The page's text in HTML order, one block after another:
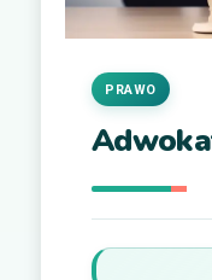
PRAWO